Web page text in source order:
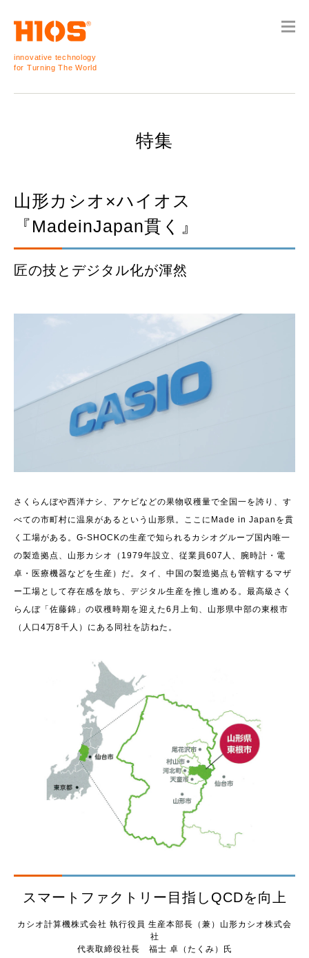
innovative technology
for Turning The World
特集
山形カシオ×ハイオス
『MadeinJapan貫く』
匠の技とデジタル化が渾然
さくらんぼや西洋ナシ、アケビなどの果物収穫量で全国一を誇り、す
べての市町村に温泉があるという山形県。ここにMade in Japanを貫
く工場がある。G-SHOCKの生産で知られるカシオグループ国内唯一
の製造拠点、山形カシオ（1979年設立、従業員607人、腕時計・電
卓・医療機器などを生産）だ。タイ、中国の製造拠点も管轄するマザ
ー工場として存在感を放ち、デジタル生産を推し進める。最高級さく
らんぼ「佐藤錦」の収穫時期を迎えた6月上旬、山形県中部の東根市
（人口4万8千人）にある同社を訪ねた。
スマートファクトリー目指しQCDを向上
カシオ計算機株式会社 執行役員 生産本部長（兼）山形カシオ株式会
社
代表取締役社長 福士 卓（たくみ）氏